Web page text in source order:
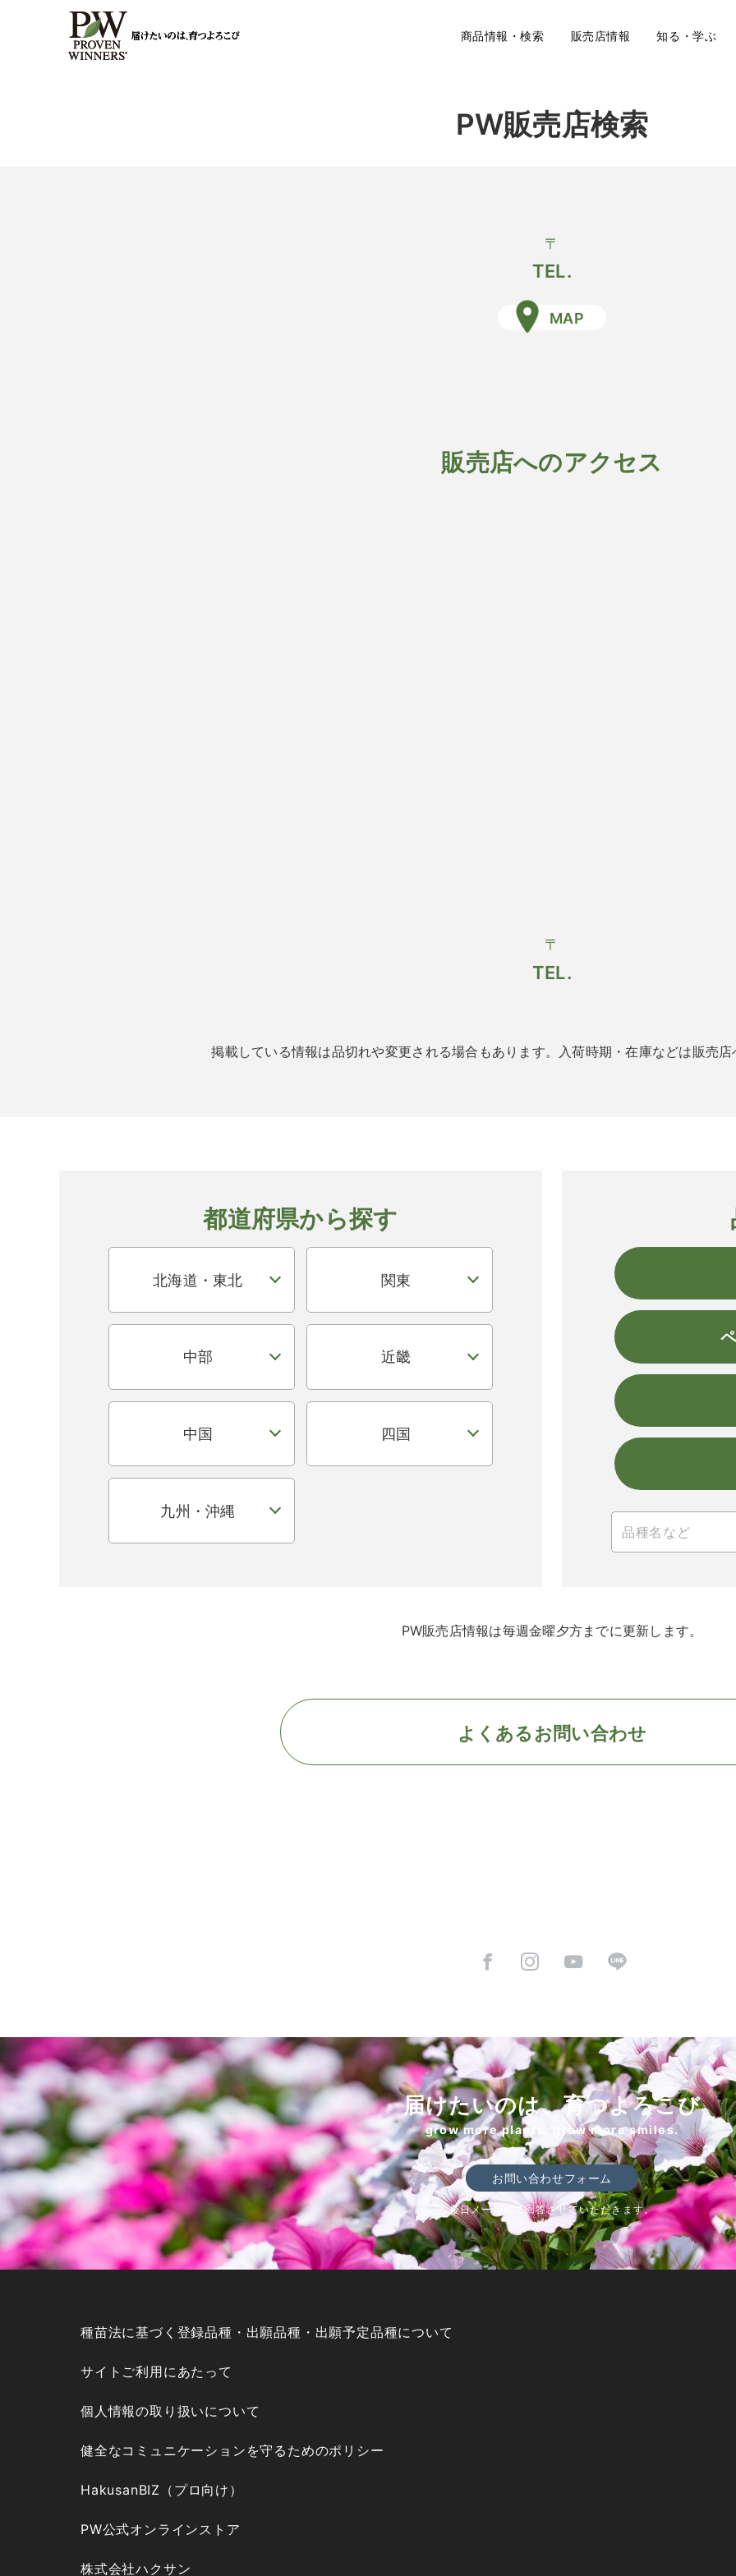
商品情報・検索 販売店情報 知る・学ぶ
PW販売店検索
〒
TEL.
MAP
販売店へのアクセス
〒
TEL.
掲載している情報は品切れや変更される場合もあります。入荷時期・在庫などは販売店
都道府県から探す
北海道・東北 関東
中部 近畿
中国 四国
九州・沖縄
PW販売店情報は毎週金曜夕方までに更新します。
よくあるお問い合わせ
届けたいのは、育つよろこび
grow more plants, grow more smiles.
お問い合わせフォーム
後日メールにて回答させていただきます。
種苗法に基づく登録品種・出願品種・出願予定品種について
サイトご利用にあたって
個人情報の取り扱いについて
健全なコミュニケーションを守るためのポリシー
HakusanBIZ（プロ向け）
PW公式オンラインストア
株式会社ハクサン